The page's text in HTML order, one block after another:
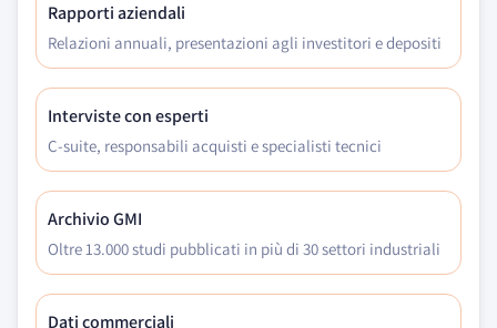
Rapporti aziendali
Relazioni annuali, presentazioni agli investitori e depositi
Interviste con esperti
C-suite, responsabili acquisti e specialisti tecnici
Archivio GMI
Oltre 13.000 studi pubblicati in più di 30 settori industriali
Dati commerciali